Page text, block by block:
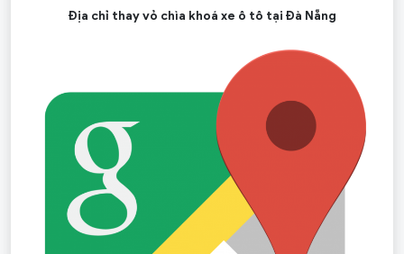
Địa chỉ thay vỏ chìa khoá xe ô tô tại Đà Nẵng